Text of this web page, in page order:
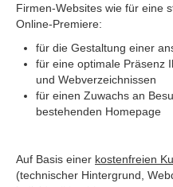
Firmen-Websites wie für eine
Online-Premiere:
für die Gestaltung einer
für eine optimale Präsenz
und Webverzeichnissen
für einen Zuwachs an
bestehenden Homepage
Auf Basis einer kostenfreien
(technischer Hintergrund,